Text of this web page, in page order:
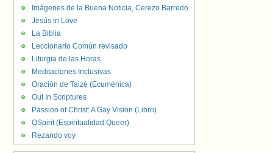
Imágenes de la Buena Noticia, Cerezo Barredo
Jesús in Love
La Biblia
Leccionario Común revisado
Liturgia de las Horas
Meditaciones Inclusivas
Oración de Taizé (Ecuménica)
Out In Scriptures
Passion of Christ: A Gay Vision (Libro)
QSpirit (Espiritualidad Queer)
Rezando voy